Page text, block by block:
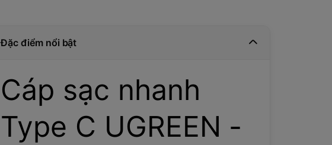
Đặc điểm nổi bật
Cáp sạc nhanh
Type C UGREEN -